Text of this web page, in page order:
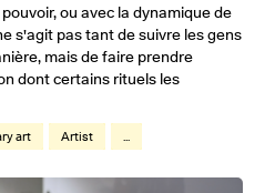
ou avec la dynamique de
s'agit pas tant de suivre les gens
mais de faire prendre
dont certains rituels les
art Artist ...